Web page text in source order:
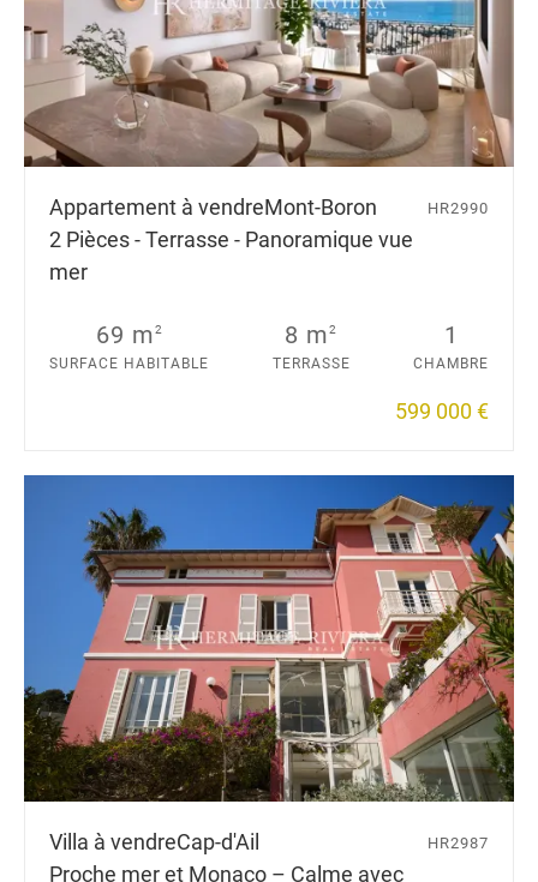
Appartement à vendreMont-Boron
2 Pièces - Terrasse - Panoramique vue
mer
HR2990
69 m2
SURFACE HABITABLE
8 m2
TERRASSE
1
CHAMBRE
599 000 €
Villa à vendreCap-d'Ail
Proche mer et Monaco – Calme avec
HR2987